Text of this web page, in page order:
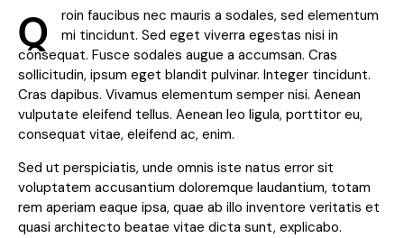
Q
roin faucibus nec mauris a sodales, sed elementum
mi tincidunt. Sed eget viverra egestas nisi in
consequat. Fusce sodales augue a accumsan. Cras
sollicitudin, ipsum eget blandit pulvinar. Integer tincidunt.
Cras dapibus. Vivamus elementum semper nisi. Aenean
vulputate eleifend tellus. Aenean leo ligula, porttitor eu,
consequat vitae, eleifend ac, enim.
Sed ut perspiciatis, unde omnis iste natus error sit
voluptatem accusantium doloremque laudantium, totam
rem aperiam eaque ipsa, quae ab illo inventore veritatis et
quasi architecto beatae vitae dicta sunt, explicabo.